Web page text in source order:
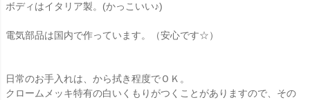
ボディはイタリア製。(かっこいい♪)
電気部品は国内で作っています。（安心です☆）
日常のお手入れは、から拭き程度でＯＫ。
クロームメッキ特有の白いくもりがつくことがありますので、その